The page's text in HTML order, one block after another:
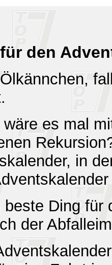
den
wäre es mal
in
beste Ding für
der